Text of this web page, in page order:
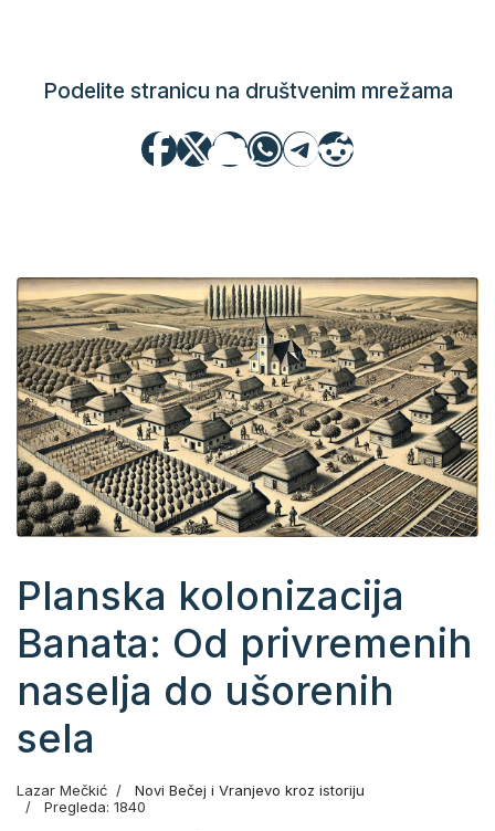
Podelite stranicu na društvenim mrežama
Planska kolonizacija
Banata: Od privremenih
naselja do ušorenih
sela
Lazar Mečkić
Novi Bečej i Vranjevo kroz istoriju
Pregleda: 1840